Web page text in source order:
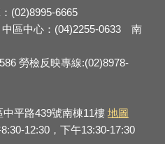
(02)8995-6665
區中心：(04)2255-0633 南
勞檢反映專線:(02)8978-
平路439號南棟11樓 地圖
12:30，下午13:30-17:30